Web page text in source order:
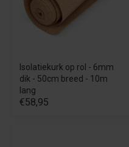
Isolatiekurk op rol - 6mm
dik - 50cm breed - 10m
lang
€58,95